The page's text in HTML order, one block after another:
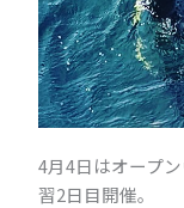
4月4日はオープ
習2日目開催。